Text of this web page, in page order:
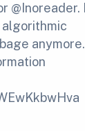
@Inoreader. I
algorithmic
anymore.